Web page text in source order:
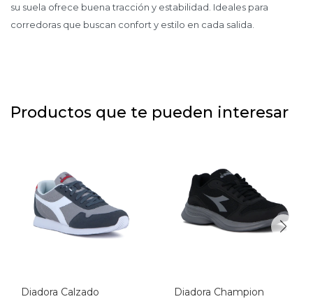
su suela ofrece buena tracción y estabilidad. Ideales para
corredoras que buscan confort y estilo en cada salida.
Productos que te pueden interesar
Diadora Calzado
Diadora Champion